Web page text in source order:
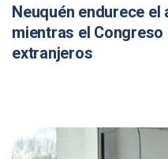
Neuquén endurece
mientras el
extranjeros